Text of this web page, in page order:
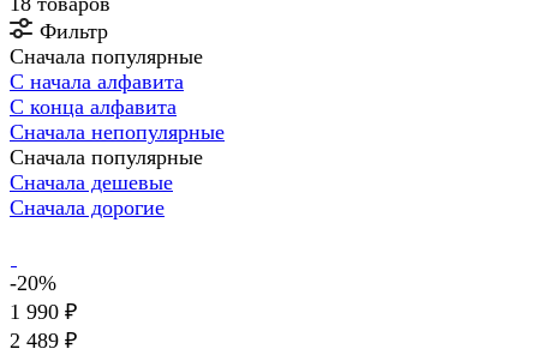
Фильтр
Сначала популярные
С начала алфавита
С конца алфавита
Сначала непопулярные
Сначала популярные
Сначала дешевые
Сначала дорогие
-20%
1 990 ₽
2 489 ₽